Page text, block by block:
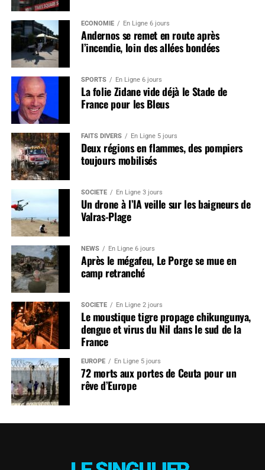
ÉCONOMIE En Ligne 6 jours
Andernos se remet en route après
l’incendie, loin des allées bondées
SPORTS En Ligne 6 jours
La folie Zidane vide déjà le Stade de
France pour les Bleus
FAITS DIVERS En Ligne 5 jours
Deux régions en flammes, des pompiers
toujours mobilisés
SOCIÉTÉ En Ligne 3 jours
Un drone à l’IA veille sur les baigneurs de
Valras-Plage
NEWS En Ligne 6 jours
Après le mégafeu, Le Porge se mue en
camp retranché
SOCIÉTÉ En Ligne 2 jours
Le moustique tigre propage chikungunya,
dengue et virus du Nil dans le sud de la
France
EUROPE En Ligne 5 jours
72 morts aux portes de Ceuta pour un
rêve d’Europe